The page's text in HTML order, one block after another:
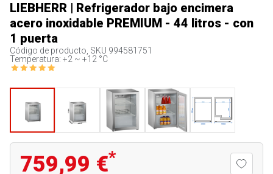
LIEBHERR | Refrigerador bajo encimera
acero inoxidable PREMIUM - 44 litros - con
1 puerta
Código de producto, SKU 994581751
Temperatura: +2 ~ +12 °C
759,99 €*